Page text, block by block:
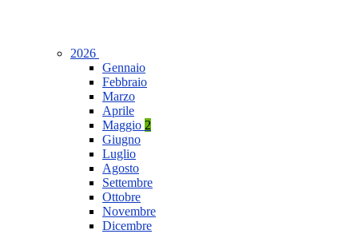
2026
Gennaio
Febbraio
Marzo
Aprile
Maggio 2
Giugno
Luglio
Agosto
Settembre
Ottobre
Novembre
Dicembre